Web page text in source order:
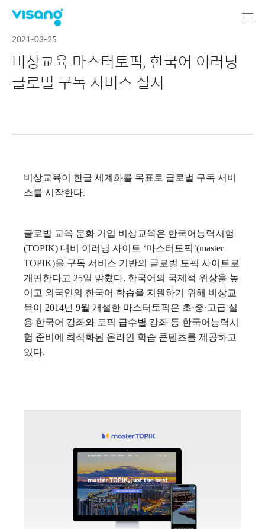
2021-03-25
비상교육 마스터토픽, 한국어 이러닝
글로벌 구독 서비스 실시
비상교육이 한글 세계화를 목표로 글로벌 구독 서비
스를 시작한다.
글로벌 교육 문화 기업 비상교육은 한국어능력시험
(TOPIK) 대비 이러닝 사이트 ‘마스터토픽’(master
TOPIK)을 구독 서비스 기반의 글로벌 토픽 사이트로
개편한다고 25일 밝혔다. 한국어의 국제적 위상을 높
이고 외국인의 한국어 학습을 지원하기 위해 비상교
육이 2014년 9월 개설한 마스터토픽은 초·중·고급 실
용 한국어 강좌와 토픽 급수별 강좌 등 한국어능력시
험 준비에 최적화된 온라인 학습 콘텐츠를 제공하고
있다.